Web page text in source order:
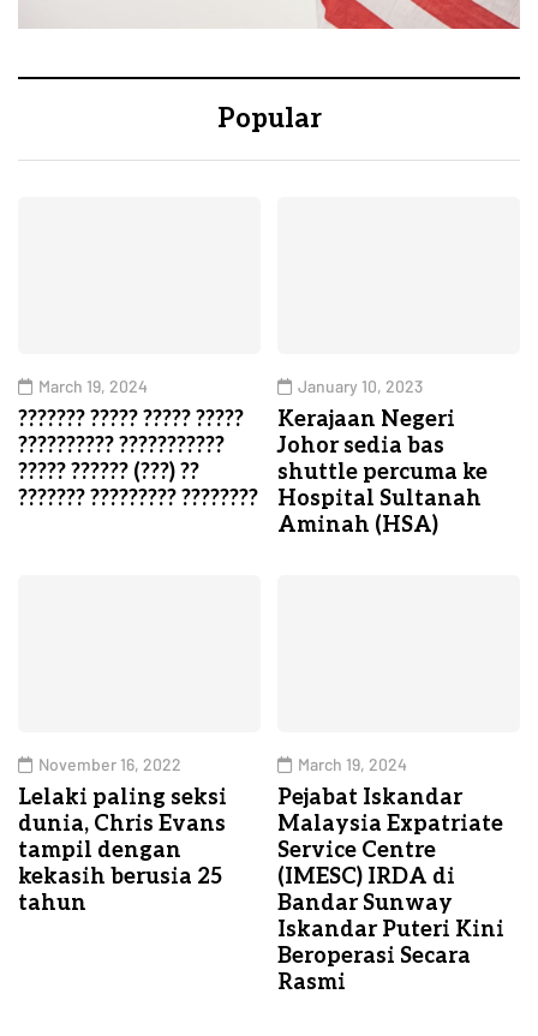
Popular
March 19, 2024
??????? ????? ????? ?????
?????????? ???????????
????? ?????? (???) ??
??????? ????????? ????????
January 10, 2023
Kerajaan Negeri
Johor sedia bas
shuttle percuma ke
Hospital Sultanah
Aminah (HSA)
November 16, 2022
Lelaki paling seksi
dunia, Chris Evans
tampil dengan
kekasih berusia 25
tahun
March 19, 2024
Pejabat Iskandar
Malaysia Expatriate
Service Centre
(IMESC) IRDA di
Bandar Sunway
Iskandar Puteri Kini
Beroperasi Secara
Rasmi